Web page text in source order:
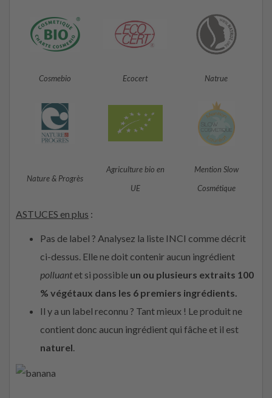
Cosmebio Ecocert Natrue
Nature & Progrès
Agriculture bio en
UE
Mention Slow
Cosmétique
ASTUCES en plus :
Pas de label ? Analysez la liste INCI comme décrit
ci-dessus. Elle ne doit contenir aucun ingrédient
polluantet si possible un ou plusieurs extraits 100
% végétaux dans les 6 premiers ingrédients.
Il y a un label reconnu ? Tant mieux ! Le produit ne
contient donc aucun ingrédient qui fâche et il est
naturel.